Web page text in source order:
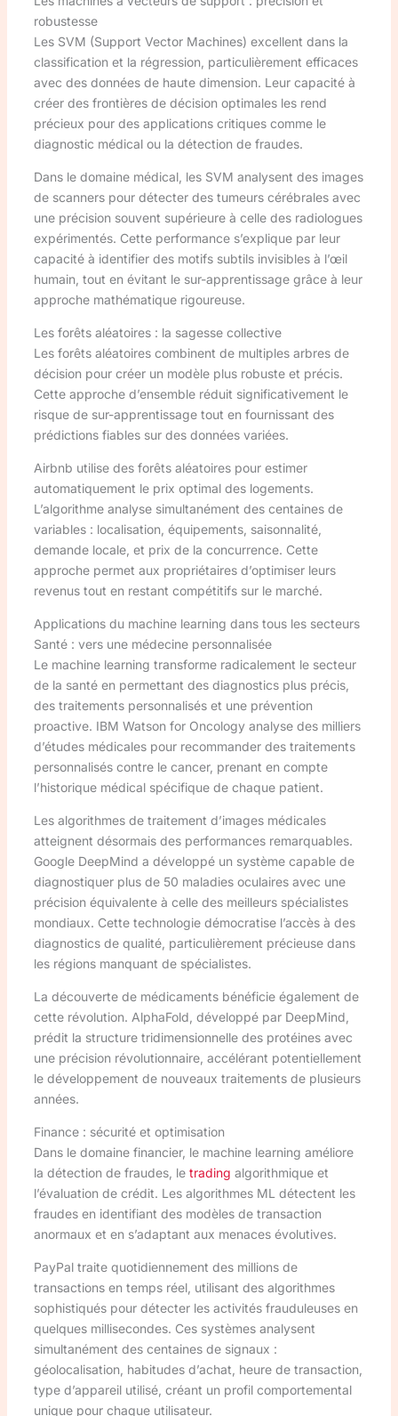
robustesse
Les SVM (Support Vector Machines) excellent dans la
classification et la régression, particulièrement efficaces
avec des données de haute dimension. Leur capacité à
créer des frontières de décision optimales les rend
précieux pour des applications critiques comme le
diagnostic médical ou la détection de fraudes.
Dans le domaine médical, les SVM analysent des images
de scanners pour détecter des tumeurs cérébrales avec
une précision souvent supérieure à celle des radiologues
expérimentés. Cette performance s’explique par leur
capacité à identifier des motifs subtils invisibles à l’œil
humain, tout en évitant le sur-apprentissage grâce à leur
approche mathématique rigoureuse.
Les forêts aléatoires : la sagesse collective
Les forêts aléatoires combinent de multiples arbres de
décision pour créer un modèle plus robuste et précis.
Cette approche d’ensemble réduit significativement le
risque de sur-apprentissage tout en fournissant des
prédictions fiables sur des données variées.
Airbnb utilise des forêts aléatoires pour estimer
automatiquement le prix optimal des logements.
L’algorithme analyse simultanément des centaines de
variables : localisation, équipements, saisonnalité,
demande locale, et prix de la concurrence. Cette
approche permet aux propriétaires d’optimiser leurs
revenus tout en restant compétitifs sur le marché.
Applications du machine learning dans tous les secteurs
Santé : vers une médecine personnalisée
Le machine learning transforme radicalement le secteur
de la santé en permettant des diagnostics plus précis,
des traitements personnalisés et une prévention
proactive. IBM Watson for Oncology analyse des milliers
d’études médicales pour recommander des traitements
personnalisés contre le cancer, prenant en compte
l’historique médical spécifique de chaque patient.
Les algorithmes de traitement d’images médicales
atteignent désormais des performances remarquables.
Google DeepMind a développé un système capable de
diagnostiquer plus de 50 maladies oculaires avec une
précision équivalente à celle des meilleurs spécialistes
mondiaux. Cette technologie démocratise l’accès à des
diagnostics de qualité, particulièrement précieuse dans
les régions manquant de spécialistes.
La découverte de médicaments bénéficie également de
cette révolution. AlphaFold, développé par DeepMind,
prédit la structure tridimensionnelle des protéines avec
une précision révolutionnaire, accélérant potentiellement
le développement de nouveaux traitements de plusieurs
années.
Finance : sécurité et optimisation
Dans le domaine financier, le machine learning améliore
la détection de fraudes, le trading algorithmique et
l’évaluation de crédit. Les algorithmes ML détectent les
fraudes en identifiant des modèles de transaction
anormaux et en s’adaptant aux menaces évolutives.
PayPal traite quotidiennement des millions de
transactions en temps réel, utilisant des algorithmes
sophistiqués pour détecter les activités frauduleuses en
quelques millisecondes. Ces systèmes analysent
simultanément des centaines de signaux :
géolocalisation, habitudes d’achat, heure de transaction,
type d’appareil utilisé, créant un profil comportemental
unique pour chaque utilisateur.